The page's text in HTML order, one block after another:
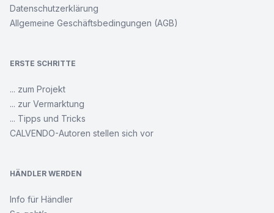
Datenschutzerklärung
Allgemeine Geschäftsbedingungen (AGB)
ERSTE SCHRITTE
... zum Projekt
... zur Vermarktung
... Tipps und Tricks
CALVENDO-Autoren stellen sich vor
HÄNDLER WERDEN
Info für Händler